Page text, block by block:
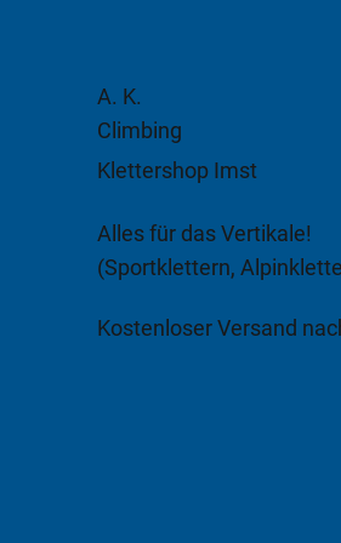
A. K.
Climbing
Klettershop Imst
Alles für das Vertikale!
(Sportklettern,
Kostenloser Versand